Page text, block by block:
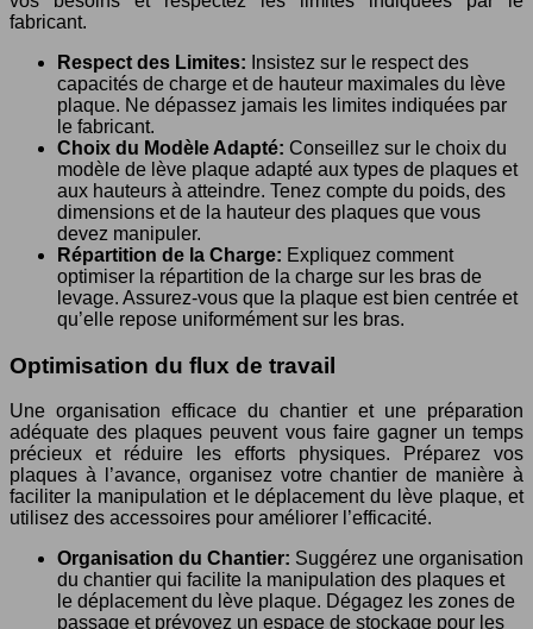
fabricant.
Respect des Limites: Insistez sur le respect des
capacités de charge et de hauteur maximales du lève
plaque. Ne dépassez jamais les limites indiquées par
le fabricant.
Choix du Modèle Adapté: Conseillez sur le choix du
modèle de lève plaque adapté aux types de plaques et
aux hauteurs à atteindre. Tenez compte du poids, des
dimensions et de la hauteur des plaques que vous
devez manipuler.
Répartition de la Charge: Expliquez comment
optimiser la répartition de la charge sur les bras de
levage. Assurez-vous que la plaque est bien centrée et
qu’elle repose uniformément sur les bras.
Optimisation du flux de travail
Une organisation efficace du chantier et une préparation
adéquate des plaques peuvent vous faire gagner un temps
précieux et réduire les efforts physiques. Préparez vos
plaques à l’avance, organisez votre chantier de manière à
faciliter la manipulation et le déplacement du lève plaque, et
utilisez des accessoires pour améliorer l’efficacité.
Organisation du Chantier: Suggérez une organisation
du chantier qui facilite la manipulation des plaques et
le déplacement du lève plaque. Dégagez les zones de
passage et prévoyez un espace de stockage pour les